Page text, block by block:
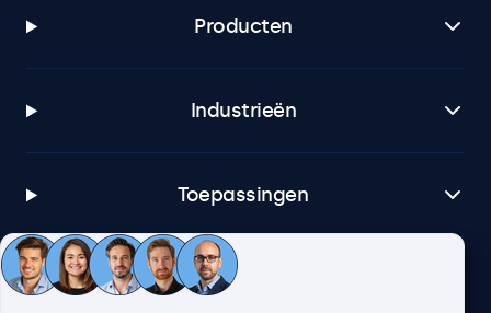
Producten
Industrieën
Toepassingen
Klantenservice